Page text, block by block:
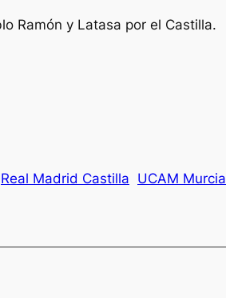
Ramón y Latasa por el Castilla.
Real Madrid Castilla UCAM Murcia